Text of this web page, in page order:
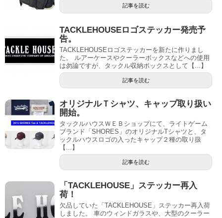
記事を読む
TACKLEHOUSEロゴステッカー発売予
告。
TACKLEHOUSEロゴステッカーを新たに作りまし
た。 ルアーケースやクーラーボックスなどへの使用
は勿論ですが、タックル収納ボックスとして【...】
記事を読む
オリジナルＴシャツ、キャップ取り扱い
開始。
タックルハウスＷＥＢショップにて、ライトゲーム
ブランド「SHORES」のオリジナルTシャツと、タ
ックルハウスロゴの入ったキャップ２種の取り扱
【...】
記事を読む
「TACKLEHOUSE」ステッカー再入
荷！
欠品していた「TACKLEHOUSE」ステッカー再入荷
しました。 車のウィンドガラスや、大型のクーラー